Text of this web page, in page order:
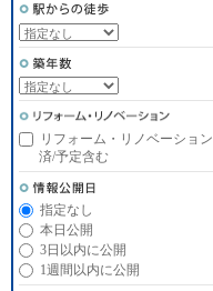
リフォーム・リノベーション
済/予定含む
指定なし
本日公開
3日以内に公開
1週間以内に公開